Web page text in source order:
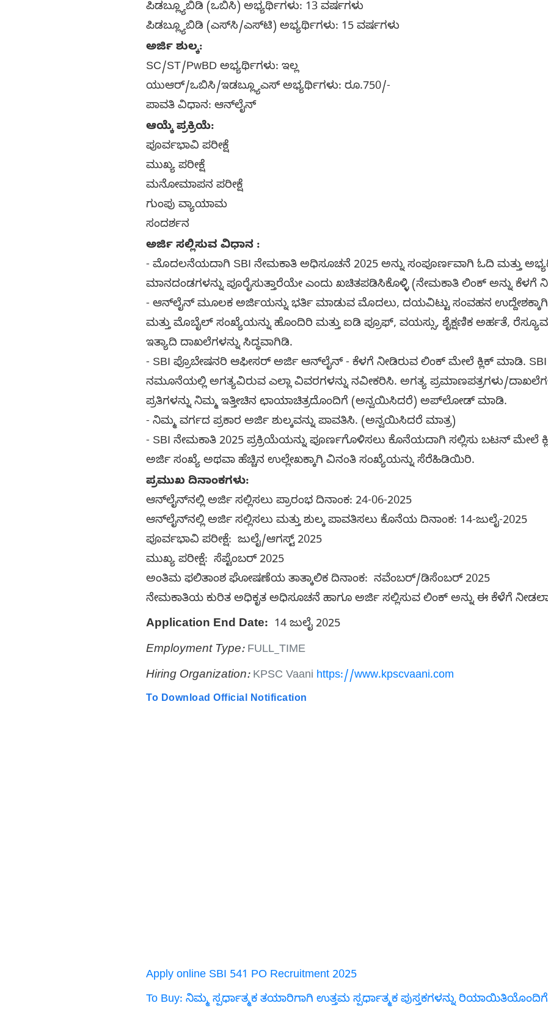
ಪಿಡಬ್ಲ್ಯೂಬಿಡಿ (ಒಬಿಸಿ) ಅಭ್ಯರ್ಥಿಗಳು: 13 ವರ್ಷಗಳು
ಪಿಡಬ್ಲ್ಯೂಬಿಡಿ (ಎಸ್‌ಸಿ/ಎಸ್‌ಟಿ) ಅಭ್ಯರ್ಥಿಗಳು: 15 ವರ್ಷಗಳು
ಅರ್ಜಿ ಶುಲ್ಕ:
SC/ST/PwBD ಅಭ್ಯರ್ಥಿಗಳು: ಇಲ್ಲ
ಯುಆರ್/ಒಬಿಸಿ/ಇಡಬ್ಲ್ಯೂಎಸ್ ಅಭ್ಯರ್ಥಿಗಳು: ರೂ.750/-
ಪಾವತಿ ವಿಧಾನ: ಆನ್‌ಲೈನ್
ಆಯ್ಕೆ ಪ್ರಕ್ರಿಯೆ:
ಪೂರ್ವಭಾವಿ ಪರೀಕ್ಷೆ
ಮುಖ್ಯ ಪರೀಕ್ಷೆ
ಮನೋಮಾಪನ ಪರೀಕ್ಷೆ
ಗುಂಪು ವ್ಯಾಯಾಮ
ಸಂದರ್ಶನ
ಅರ್ಜಿ ಸಲ್ಲಿಸುವ ವಿಧಾನ :
- ಮೊದಲನೆಯದಾಗಿ SBI ನೇಮಕಾತಿ ಅಧಿಸೂಚನೆ 2025 ಅನ್ನು ಸಂಪೂರ್ಣವಾಗಿ ಓದಿ ಮತ್ತು
ಮಾನದಂಡಗಳನ್ನು ಪೂರೈಸುತ್ತಾರೆಯೇ ಎಂದು ಖಚಿತಪಡಿಸಿಕೊಳ್ಳಿ (ನೇಮಕಾತಿ ಲಿಂಕ್ ಅನ್ನು ಕೆಳಗೆ
- ಆನ್‌ಲೈನ್ ಮೂಲಕ ಅರ್ಜಿಯನ್ನು ಭರ್ತಿ ಮಾಡುವ ಮೊದಲು, ದಯವಿಟ್ಟು ಸಂವಹನ
ಮತ್ತು ಮೊಬೈಲ್ ಸಂಖ್ಯೆಯನ್ನು ಹೊಂದಿರಿ ಮತ್ತು ಐಡಿ ಪ್ರೂಫ್, ವಯಸ್ಸು, ಶೈಕ್ಷಣಿಕ ಅರ್ಹತೆ,
ಇತ್ಯಾದಿ ದಾಖಲೆಗಳನ್ನು ಸಿದ್ಧವಾಗಿಡಿ.
- SBI ಪ್ರೊಬೇಷನರಿ ಆಫೀಸರ್ ಅರ್ಜಿ ಆನ್‌ಲೈನ್ - ಕೆಳಗೆ ನೀಡಿರುವ ಲಿಂಕ್ ಮೇಲೆ ಕ್ಲಿಕ್ ಮಾಡಿ.
ನಮೂನೆಯಲ್ಲಿ ಅಗತ್ಯವಿರುವ ಎಲ್ಲಾ ವಿವರಗಳನ್ನು ನವೀಕರಿಸಿ. ಅಗತ್ಯ ಪ್ರಮಾಣಪತ್ರಗಳು/
ಪ್ರತಿಗಳನ್ನು ನಿಮ್ಮ ಇತ್ತೀಚಿನ ಛಾಯಾಚಿತ್ರದೊಂದಿಗೆ (ಅನ್ವಯಿಸಿದರೆ) ಅಪ್‌ಲೋಡ್ ಮಾಡಿ.
- ನಿಮ್ಮ ವರ್ಗದ ಪ್ರಕಾರ ಅರ್ಜಿ ಶುಲ್ಕವನ್ನು ಪಾವತಿಸಿ. (ಅನ್ವಯಿಸಿದರೆ ಮಾತ್ರ)
- SBI ನೇಮಕಾತಿ 2025 ಪ್ರಕ್ರಿಯೆಯನ್ನು ಪೂರ್ಣಗೊಳಿಸಲು ಕೊನೆಯದಾಗಿ ಸಲ್ಲಿಸು ಬಟನ್ ಮೇಲೆ
ಅರ್ಜಿ ಸಂಖ್ಯೆ ಅಥವಾ ಹೆಚ್ಚಿನ ಉಲ್ಲೇಖಕ್ಕಾಗಿ ವಿನಂತಿ ಸಂಖ್ಯೆಯನ್ನು ಸೆರೆಹಿಡಿಯಿರಿ.
ಪ್ರಮುಖ ದಿನಾಂಕಗಳು:
ಆನ್‌ಲೈನ್‌ನಲ್ಲಿ ಅರ್ಜಿ ಸಲ್ಲಿಸಲು ಪ್ರಾರಂಭ ದಿನಾಂಕ: 24-06-2025
ಆನ್‌ಲೈನ್‌ನಲ್ಲಿ ಅರ್ಜಿ ಸಲ್ಲಿಸಲು ಮತ್ತು ಶುಲ್ಕ ಪಾವತಿಸಲು ಕೊನೆಯ ದಿನಾಂಕ: 14-ಜುಲೈ-2025
ಪೂರ್ವಭಾವಿ ಪರೀಕ್ಷೆ: ಜುಲೈ/ಆಗಸ್ಟ್ 2025
ಮುಖ್ಯ ಪರೀಕ್ಷೆ: ಸೆಪ್ಟೆಂಬರ್ 2025
ಅಂತಿಮ ಫಲಿತಾಂಶ ಘೋಷಣೆಯ ತಾತ್ಕಾಲಿಕ ದಿನಾಂಕ: ನವೆಂಬರ್/ಡಿಸೆಂಬರ್ 2025
ನೇಮಕಾತಿಯ ಕುರಿತ ಅಧಿಕೃತ ಅಧಿಸೂಚನೆ ಹಾಗೂ ಅರ್ಜಿ ಸಲ್ಲಿಸುವ ಲಿಂಕ್ ಅನ್ನು ಈ ಕೆಳೆಗೆ
Application End Date: 14 ಜುಲೈ 2025
Employment Type: FULL_TIME
Hiring Organization: KPSC Vaani https://www.kpscvaani.com
To Download Official Notification
Apply online SBI 541 PO Recruitment 2025
To Buy: ನಿಮ್ಮ ಸ್ಪರ್ಧಾತ್ಮಕ ತಯಾರಿಗಾಗಿ ಉತ್ತಮ ಸ್ಪರ್ಧಾತ್ಮಕ ಪುಸ್ತಕಗಳನ್ನು